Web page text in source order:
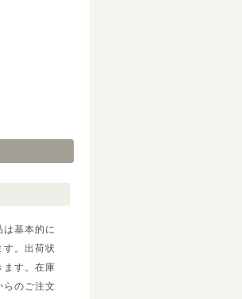
は基本的に
す。出荷状
ます。在庫
らのご注文